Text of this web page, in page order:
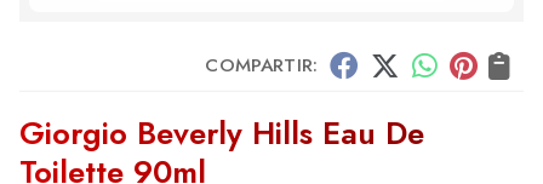
COMPARTIR:
Giorgio Beverly Hills Eau De
Toilette 90ml